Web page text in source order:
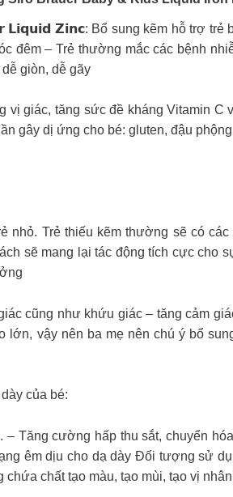
𝗭𝗶𝗻𝗰: Bổ sung kẽm hỗ trợ trẻ
đêm – Trẻ thường mắc các bệnh
giòn, dễ gãy
giác, tăng sức đề kháng Vitamin C
gây dị ứng cho bé: gluten, đậu
Trẻ thiếu kẽm thường sẽ có
sẽ mang lại tác động tích cực cho
cũng như khứu giác – tăng cảm
vậy nên ba mẹ nên chú ý bổ
của bé:
Tăng cường hấp thu sắt, chuyển
êm dịu cho dạ dày Đối tượng sử
chất tạo màu, tạo mùi, tạo vị